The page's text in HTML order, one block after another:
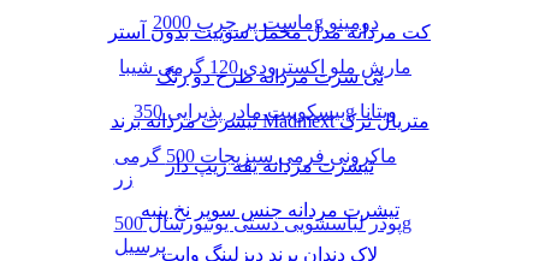
ماست پر چرب 2000g دومینو
مارش ملو اکسترودی 120 گرمی شیبا
بیسکوییت مادر پذیرایی 350g ویتانا
ماکرونی فرمی سبزیجات 500 گرمی
زر
پودر لباسشویی دستی یونیورسال 500g
پرسیل
کت مردانه مدل مخمل سوییت بدون آستر
تی شرت مردانه طرح دو رنگ
تیشرت مردانه برند Madmext متریال ترک
تیشرت مردانه یقه زیپ دار
تیشرت مردانه جنس سوپر نخ پنبه
لاک دندان برند دیزلینگ وایت